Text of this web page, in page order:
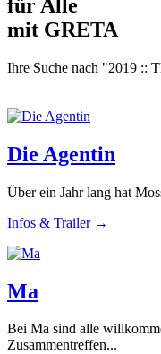
für Alle
mit GRETA
Ihre Suche nach "2019 ::
Die Agentin
Über ein Jahr lang hat
Infos & Trailer →
Ma
Bei Ma sind alle
Zusammentreffen...